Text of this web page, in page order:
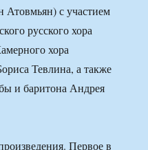
Атовмьян) с участием
русского хора
хора
Тевлина, а также
и баритона Андрея
Первое в